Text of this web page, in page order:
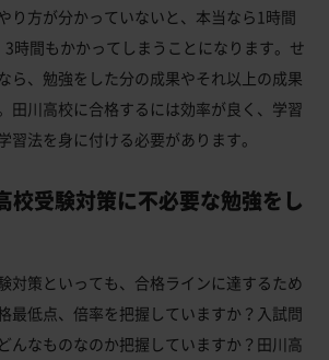
り方が分かっていないと、本当なら1時間
時間もかかってしまうことになります。せ
ら、勉強をした分の成果やそれ以上の成果
田川高校に合格するには効率が良く、学習
習法を身に付ける必要があります。
校受験対策に不必要な勉強をし
対策といっても、合格ラインに達するため
最低点、倍率を把握していますか？入試問
んなものなのか把握していますか？田川高